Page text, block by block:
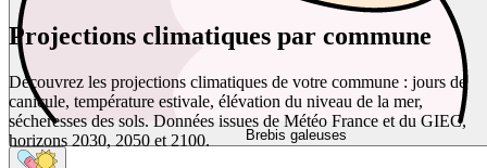
Brebis galeuses
Projections climatiques par commune
Découvrez les projections climatiques de votre commune : jours de
canicule, température estivale, élévation du niveau de la mer,
sécheresses des sols. Données issues de Météo France et du GIEC,
horizons 2030, 2050 et 2100.